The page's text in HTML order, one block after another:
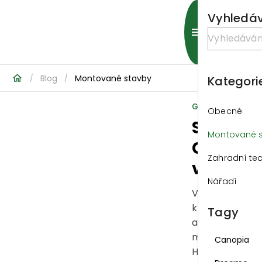
/ Blog / Montované stavby
GARLAND ·
Skleník
vítězem
V prestižním
klání
amerického
magazínu
Obecné
Montované
Zahradní
Nářadí
Tagy
Canopia